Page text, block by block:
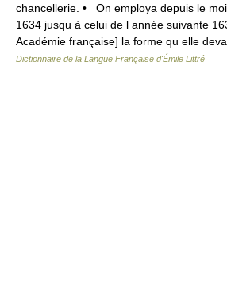
chancellerie. • On employa depuis le
1634 jusqu à celui de l année suivante
Académie française] la forme qu elle
Dictionnaire de la Langue Française d'Émile Littré